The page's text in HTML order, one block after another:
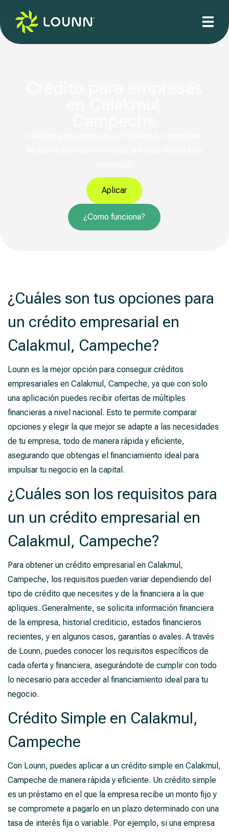
Aplicar
¿Como funciona?
¿Cuáles son tus opciones para
un crédito empresarial en
Calakmul, Campeche?
Lounn es la mejor opción para conseguir créditos
empresariales en Calakmul, Campeche, ya que con solo
una aplicación puedes recibir ofertas de múltiples
financieras a nivel nacional. Esto te permite comparar
opciones y elegir la que mejor se adapte a las necesidades
de tu empresa, todo de manera rápida y eficiente,
asegurando que obtengas el financiamiento ideal para
impulsar tu negocio en la capital.
¿Cuáles son los requisitos para
un un crédito empresarial en
Calakmul, Campeche?
Para obtener un crédito empresarial en Calakmul,
Campeche, los requisitos pueden variar dependiendo del
tipo de crédito que necesites y de la financiera a la que
apliques. Generalmente, se solicita información financiera
de la empresa, historial crediticio, estados financieros
recientes, y en algunos casos, garantías o avales. A través
de Lounn, puedes conocer los requisitos específicos de
cada oferta y financiera, asegurándote de cumplir con todo
lo necesario para acceder al financiamiento ideal para tu
negocio.
Crédito Simple en Calakmul,
Campeche
Con Lounn, puedes aplicar a un crédito simple en Calakmul,
Campeche de manera rápida y eficiente. Un crédito simple
es un préstamo en el que la empresa recibe un monto fijo y
se compromete a pagarlo en un plazo determinado con una
tasa de interés fija o variable. Por ejemplo, si una empresa